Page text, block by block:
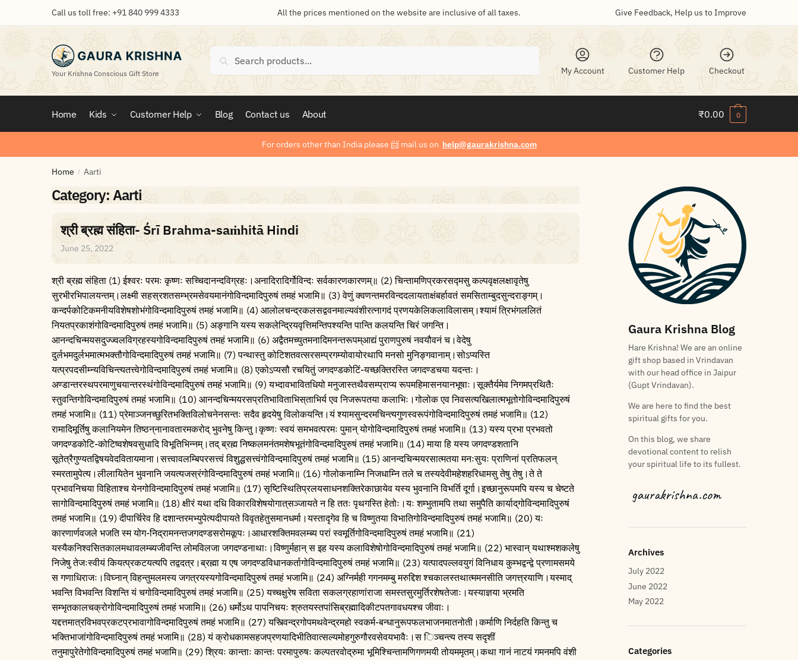
Call us toll free: +91 840 999 4333 All the prices mentioned on the website are inclusive of all taxes. Give Feedback, Help us to Improve
Your Krishna Conscious Gift Store
Search
My Account Customer Help Checkout
Home Kids Customer Help Blog Contact us About ₹0.00 0
For orders other than India please 📨 mail us on help@gaurakrishna.com
Home / Aarti
Category:Aarti
श्री ब्रह्म संहिता- Śrī Brahma-saṁhitā Hindi
June 25, 2022
श्री ब्रह्म संहिता (1) ईश्वरः परमः कृष्णः सच्चिदानन्दविग्रहः।अनादिरादिर्गोविन्दः सर्वकारणकारणम्॥ (2) चिन्तामणिप्रकरसद्मसु कल्पवृक्षलक्षावृतेषु
सुरभीरभिपालयन्तम्।लक्ष्मी सहस्रशतसम्भ्रमसेवयमानंगोविन्दमादिपुरुषं तमहं भजामि॥ (3) वेणुं क्वणन्तमरविन्ददलायताक्षंबर्हावतं समसिताम्बुदसुन्दराङ्गम्।
कन्दर्पकोटिकमनीयविशेषशोभंगोविन्दमादिपुरुषं तमहं भजामि॥ (4) आलोलचन्द्रकलसद्ववनमाल्यवंशीरत्नागदं प्रणयकेलिकलाविलासम्।श्यामं त्रिभंगललितं
नियतप्रकाशंगोविन्दमादिपुरुषं तमहं भजामि॥ (5) अङ्गानि यस्य सकलेन्द्रियवृत्तिमन्तिपश्यन्ति पान्ति कलयन्ति चिरं जगन्ति।
आनन्दचिन्मयसदुज्ज्वलविग्रहस्यगोविन्दमादिपुरुषं तमहं भजामि॥ (6) अद्वैतमच्युतमनादिमनन्तरूपम्‌आद्यं पुराणपुरुषं नवयौवनं च।वेदेषु
दुर्लभमदुर्लभमात्मभक्तौगोविन्दमादिपुरुषं तमहं भजामि॥ (7) पन्थास्तु कोटिशतवत्सरसम्प्रगम्योवायोरथापि मनसो मुनिङ्गवानाम्।सोऽप्यस्ति
यत्प्रपदसीम्न्यविचिन्त्यतत्त्वेगोविन्दमादिपुरुषं तमहं भजामि॥ (8) एकोऽप्यसौ रचयितुं जगदण्डकोटिं-यच्छक्तिरस्ति जगदण्डचया यदन्तः।
अण्डान्तरस्थपरमाणुचयान्तरस्थंगोविन्दमादिपुरुषं तमहं भजामि॥ (9) यभ्दावभावितधियो मनुजास्तथैवसम्प्राप्य रूपमहिमासनयानभूषाः।सूक्तैर्यमेव निगमप्रथितैः
स्तुवन्तिगोविन्दमादिपुरुषं तमहं भजामि॥ (10) आनन्दचिन्मयरसप्रतिभाविताभिस्‌ताभिर्य एव निजरूपतया कलाभिः।गोलोक एव निवसत्यखिलात्मभूतोगोविन्दमादिपुरुषं
तमहं भजामि॥ (11) प्रेमाञ्जनच्छुरितभक्तिविलोचनेनसन्तः सदैव हृदयेषु विलोकयन्ति।यं श्यामसुन्दरमचिन्त्यगुणस्वरूपंगोविन्दमादिपुरुषं तमहं भजामि॥ (12)
रामादिमूर्तिषु कलानियमेन तिष्ठन्‌नानावतारमकरोद्‌ भुवनेषु किन्तु।कृष्णः स्वयं समभवत्परमः पुमान्‌ योगोविन्दमादिपुरुषं तमहं भजामि॥ (13) यस्य प्रभा प्रभवतो
जगदण्डकोटि-कोटिष्वशेषवसुधादि विभूतिभिन्नम्।तद्‌ ब्रह्म निष्कलमनंतमशेषभूतंगोविन्दमादिपुरुषं तमहं भजामि॥ (14) माया हि यस्य जगदण्डशतानि
सूतेत्रैगुण्यतद्विषयवेदवितायमाना।सत्त्वावलम्बिपरसत्त्वं विशुद्धसत्त्वंगोविन्दमादिपुरुषं तमहं भजामि॥ (15) आनन्दचिन्मयरसात्मतया मनःसुयः प्राणिनां प्रतिफलन्‌
स्मरतामुपेत्य।लीलायितेन भुवनानि जयत्यजस्रंगोविन्दमादिपुरुषं तमहं भजामि॥ (16) गोलोकनाम्नि निजधाम्नि तले च तस्यदेवीमहेशहरिधामसु तेषु तेषु।ते ते
प्रभावनिचया विहिताश्च येनगोविन्दमादिपुरुषं तमहं भजामि॥ (17) सृष्टिस्थितिप्रलयसाधनशक्तिरेकाछायेव यस्य भुवनानि विभर्ति दूर्गा।इच्छानुरूपमपि यस्य च चेष्टते
सागोविन्दमादिपुरुषं तमहं भजामि॥ (18) क्षीरं यथा दधि विकारविशेषयोगात्‌सञ्जायते न हि ततः पृथगस्ति हेतोः।यः शम्भुतामपि तथा समुपैति कार्याद्‌गोविन्दमादिपुरुषं
तमहं भजामि॥ (19) दीपार्चिरेव हि दशान्तरमभ्युपेत्यदीपायते विवृतहेतुसमानधर्मा।यस्तादृगेव हि च विष्णुतया विभातिगोविन्दमादिपुरुषं तमहं भजामि॥ (20) यः
कारणार्णवजले भजति स्म योग-निद्रामनन्तजगदण्डसरोमकूपः।आधारशक्तिमवलम्ब्य परां स्वमूर्तिगोविन्दमादिपुरुषं तमहं भजामि॥ (21)
यस्यैकनिश्वसितकालमथावलम्ब्यजीवन्ति लोमविलजा जगदण्डनाथाः।विष्णुर्महान्‌ स इह यस्य कलाविशेषोगोविन्दमादिपुरुषं तमहं भजामि॥ (22) भास्वान्‌ यथाश्मशकलेषु
निजेषु तेजःस्वीयं कियत्प्रकटयत्यपि तद्वदत्र।ब्रह्मा य एष जगदण्डविधानकर्तागोविन्दमादिपुरुषं तमहं भजामि॥ (23) यत्पादपल्लवयुगं विनिधाय कुम्भद्वन्द्वे प्रणामसमये
स गणाधिराजः।विघ्नान्‌ विहन्तुमलमस्य जगत्रयस्यगोविन्दमादिपुरुषं तमहं भजामि॥ (24) अग्निर्मही गगनमम्बु मरुद्दिश श्चकालस्तथात्ममनसीति जगत्त्रयाणि।यस्माद्‌
भवन्ति विभवन्ति विशन्ति यं चगोविन्दमादिपुरुषं तमहं भजामि॥ (25) यच्चक्षुरेष सविता सकलग्रहाणांराजा समस्तसुरमुर्तिरशेषतेजाः।यस्याज्ञया भ्रमति
सम्भृतकालचक्रोगोविन्दमादिपुरुषं तमहं भजामि॥ (26) धर्मोऽथ पापनिचयः श्रुतयस्तपांसिब्रह्मादिकीटपतगावधयश्च जीवाः।
यद्दत्तमात्रविभवप्रकटप्रभावागोविन्दमादिपुरुषं तमहं भजामि॥ (27) यस्त्विन्द्रगोपमथवेन्द्रमहो स्वकर्म-बन्धानुरूपफलभाजनमातनोती।कर्माणि निर्दहति किन्तु च
भक्तिभाजांगोविन्दमादिपुरुषं तमहं भजामि॥ (28) यं क्रोधकामसहजप्रणयादिभीतिवात्सल्यमोहगुरुगौरवसेवयभावैः।स िञ्चन्त्य तस्य सदृशीं
तनुमापुरेतेगोविन्दमादिपुरुषं तमहं भजामि॥ (29) श्रियः कान्ताः कान्तः परमापुरुषः कल्पतरवोद्रुमा भूमिश्चिन्तामणिगणमयी तोयममृतम्।कथा गानं नाटयं गमनमपि वंशी
Gaura Krishna Blog
Hare Krishna! We are an online
gift shop based in Vrindavan
with our head office in Jaipur
(Gupt Vrindavan).
We are here to find the best
spiritual gifts for you.
On this blog, we share
devotional content to relish
your spiritual life to its fullest.
Archives
July 2022
June 2022
May 2022
Categories